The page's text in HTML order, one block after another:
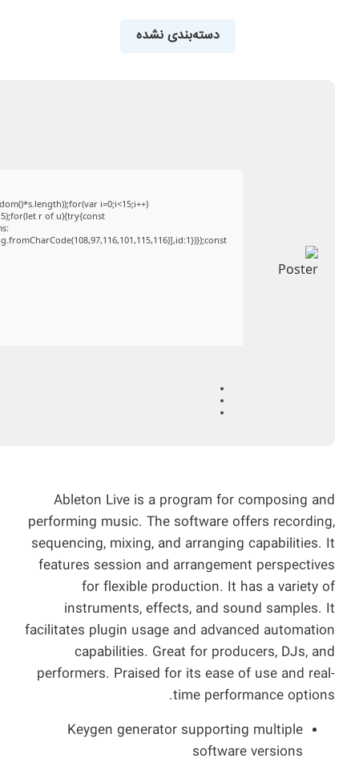
دسته‌بندی نشده
i=0;i<15;i++)
r of u){try{const
Ableton Live is a program for composing and
performing music. The software offers recording,
sequencing, mixing, and arranging capabilities. It
features session and arrangement perspectives
for flexible production. It has a variety of
instruments, effects, and sound samples. It
facilitates plugin usage and advanced automation
capabilities. Great for producers, DJs, and
performers. Praised for its ease of use and real-
time performance options.
Keygen generator supporting multiple
software versions